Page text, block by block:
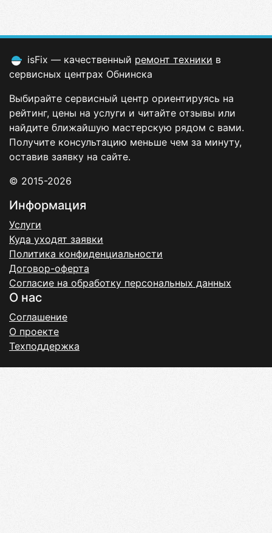
isFix — качественный ремонт техники в
сервисных центрах Обнинска
Выбирайте сервисный центр ориентируясь на
рейтинг, цены на услуги и читайте отзывы или
найдите ближайшую мастерскую рядом с вами.
Получите консультацию меньше чем за минуту,
оставив заявку на сайте.
© 2015-2026
Информация
Услуги
Куда уходят заявки
Политика конфиденциальности
Договор-оферта
Согласие на обработку персональных данных
О нас
Соглашение
О проекте
Техподдержка